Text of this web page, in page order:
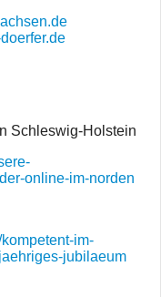
Schleswig-Holstein
online-im-norden
im-
jubilaeum